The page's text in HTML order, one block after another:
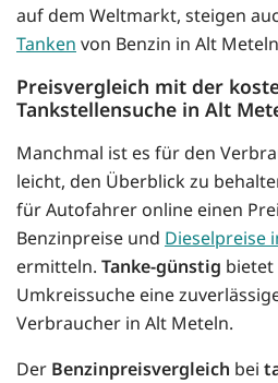
auf dem Weltmarkt, steigen
Tanken von Benzin in Alt
Preisvergleich mit der
Tankstellensuche in Alt
Manchmal ist es für den
leicht, den Überblick zu
für Autofahrer online einen
Benzinpreise und Dieselpreise
ermitteln. Tanke-günstig bietet
Umkreissuche eine
Verbraucher in Alt Meteln.
Der Benzinpreisvergleich bei